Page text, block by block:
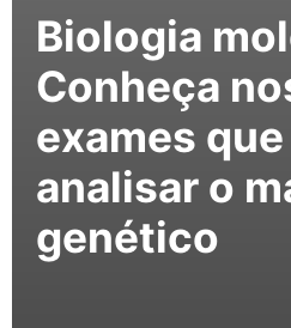
Biologia
Conheça
exames
analisar o
genético